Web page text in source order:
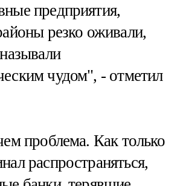
предприятия,
резко оживали,
чудом", - отметил
проблема. Как только
распространяться,